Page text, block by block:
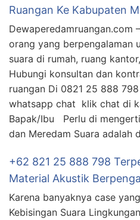
Ruangan Ke Kabupaten
Dewaperedamruangan.com
orang yang berpengalaman
suara di rumah, ruang
Hubungi konsultan dan
ruangan Di 0821 25 888
whatsapp chat klik chat di
Bapak/Ibu Perlu di
dan Meredam Suara adalah
+62 821 25 888 798
Material Akustik
Karena banyaknya case
Kebisingan Suara